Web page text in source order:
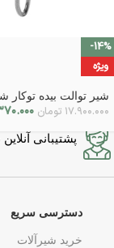
-14%
ویژه
شیر توالت بیده
۱۷.۹۰۰.۰۰۰ تومان
پشتیبانی آنلاین در 7
دسترسی سریع
خرید شیرآلات